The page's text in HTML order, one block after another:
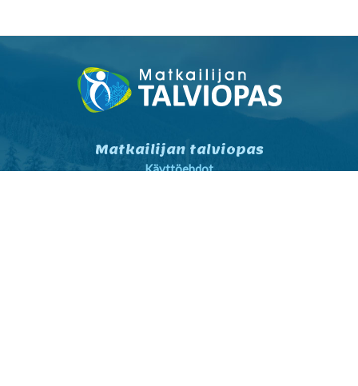
Matkailijan talviopas
Käyttöehdot